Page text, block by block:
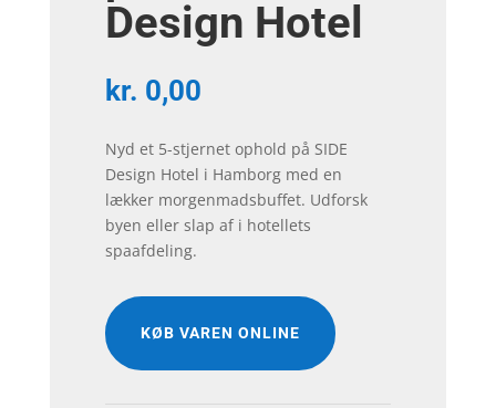
Design Hotel
kr. 0,00
Nyd et 5-stjernet ophold på SIDE
Design Hotel i Hamborg med en
lækker morgenmadsbuffet. Udforsk
byen eller slap af i hotellets
spaafdeling.
KØB VAREN ONLINE